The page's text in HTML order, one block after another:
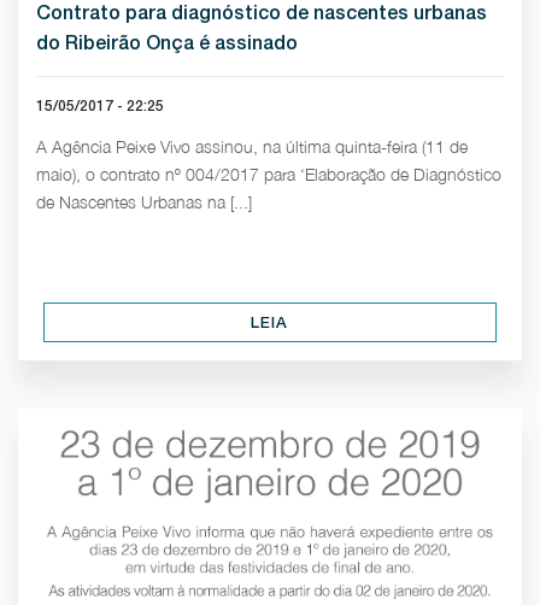
Contrato para diagnóstico de nascentes urbanas
do Ribeirão Onça é assinado
15/05/2017 - 22:25
A Agência Peixe Vivo assinou, na última quinta-feira (11 de
maio), o contrato nº 004/2017 para ‘Elaboração de Diagnóstico
de Nascentes Urbanas na [...]
LEIA